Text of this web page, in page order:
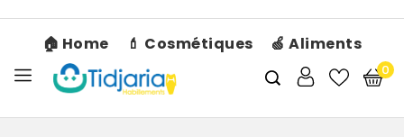
🏠 Home 💄 Cosmétiques 🍏 Aliments
0